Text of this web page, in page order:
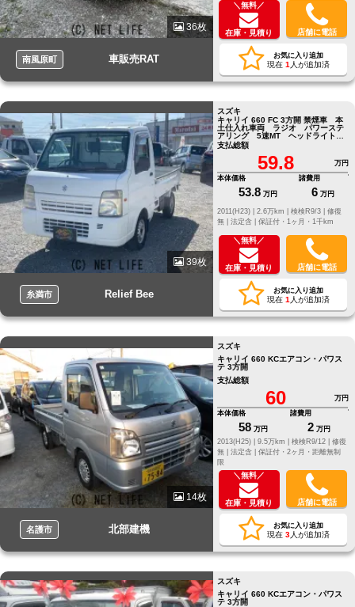
36枚
南風原町 車販売RAT
＼無料／
在庫・見積り 店舗に電話
お気に入り追加
現在 1 人が追加済
39枚
糸満市 Relief Bee
スズキ
キャリイ 660 FC 3方開 禁煙車 本
土仕入れ車両 ラジオ パワーステ
アリング 5速MT ヘッドライトレ
ベライザー スペアタイヤ
支払総額
59.8
万円
本体価格
53.8 万円
諸費用
6 万円
修復
無 | 法定含 | 保証付・1ヶ月・1千km
＼無料／
在庫・見積り 店舗に電話
お気に入り追加
現在 1 人が追加済
14枚
名護市 北部建機
スズキ
キャリイ 660 KCエアコン・パワス
テ 3方開
支払総額
60
万円
本体価格
58 万円
諸費用
2 万円
2013(H25) |
9.5万km | 検検R9/12 | 修復
無 | 法定含 | 保証付・2ヶ月・距離無制
限
＼無料／
在庫・見積り 店舗に電話
お気に入り追加
現在 3人が追加済
スズキ
キャリイ 660 KCエアコン・パワス
テ 3方開